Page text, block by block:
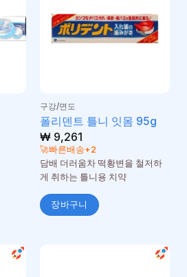
구강/면도
폴리덴트 틀니 잇몸 95g
₩9,261
🚀빠른배송+2
담배 더러움차 떡황변을 철저하
게 취하는 틀니용 치약
장바구니